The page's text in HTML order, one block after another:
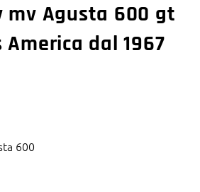
mv Agusta 600 gt
America dal 1967
600